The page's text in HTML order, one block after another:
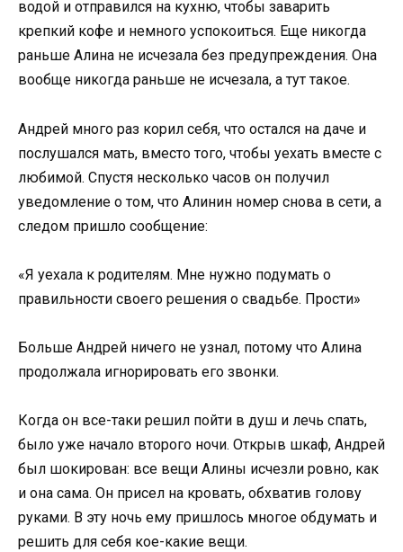
водой и отправился на кухню, чтобы заварить
крепкий кофе и немного успокоиться. Еще никогда
раньше Алина не исчезала без предупреждения. Она
вообще никогда раньше не исчезала, а тут такое.
Андрей много раз корил себя, что остался на даче и
послушался мать, вместо того, чтобы уехать вместе с
любимой. Спустя несколько часов он получил
уведомление о том, что Алинин номер снова в сети, а
следом пришло сообщение:
«Я уехала к родителям. Мне нужно подумать о
правильности своего решения о свадьбе. Прости»
Больше Андрей ничего не узнал, потому что Алина
продолжала игнорировать его звонки.
Когда он все-таки решил пойти в душ и лечь спать,
было уже начало второго ночи. Открыв шкаф, Андрей
был шокирован: все вещи Алины исчезли ровно, как
и она сама. Он присел на кровать, обхватив голову
руками. В эту ночь ему пришлось многое обдумать и
решить для себя кое-какие вещи.